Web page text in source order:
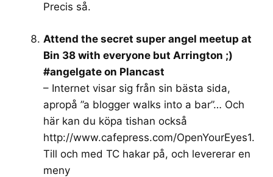
Precis så.
Attend the secret super angel meetup at
Bin 38 with everyone but Arrington ;)
#angelgate on Plancast
– Internet visar sig från sin bästa sida,
apropå ”a blogger walks into a bar”… Och
här kan du köpa tishan också
http://www.cafepress.com/OpenYourEyes1.
Till och med TC hakar på, och levererar en
meny